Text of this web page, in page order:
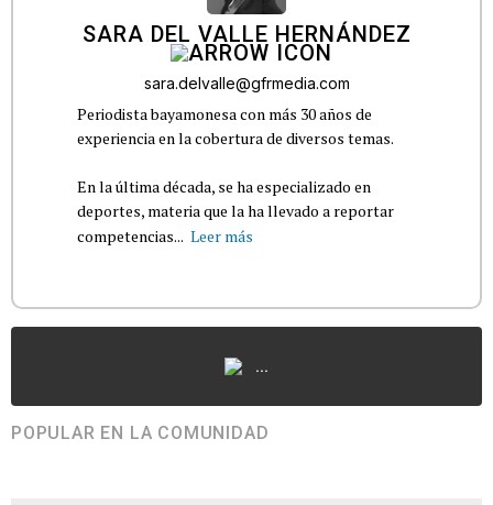
SARA DEL VALLE HERNÁNDEZ
sara.delvalle@gfrmedia.com
Periodista bayamonesa con más 30 años de
experiencia en la cobertura de diversos temas.
En la última década, se ha especializado en
deportes, materia que la ha llevado a reportar
competencias... Leer más
...
POPULAR EN LA COMUNIDAD